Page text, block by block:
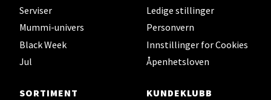
Serviser
Mummi-univers
Black Week
Jul
Ledige stillinger
Personvern
Innstillinger for Cookies
Åpenhetsloven
SORTIMENT
KUNDEKLUBB
Steinkjer - Thon Senter Steinkjer
Åpent i dag 10-20